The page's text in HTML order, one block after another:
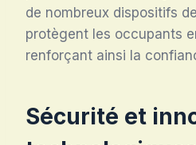
de nombreux dispositifs
protègent les occupants
renforçant ainsi la
Sécurité et